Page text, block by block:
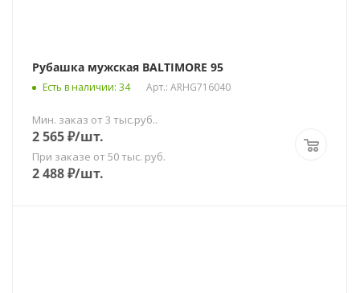
Рубашка мужская BALTIMORE 95
Есть в наличии: 34 Арт.: ARHG716040
Мин. заказ от 3 тыс.руб..
2 565₽/шт.
При заказе от 50 тыс. руб.
2 488₽/шт.